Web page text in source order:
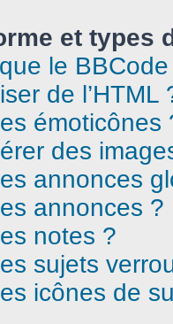
et types
le
de l’HTML
émoticônes
des
annonces
annonces ?
notes ?
sujets
icônes de